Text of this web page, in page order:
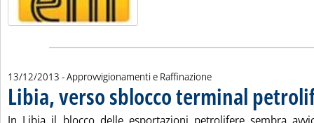
13/12/2013 - Approvvigionamenti e Raffinazione
Libia, verso sblocco terminal